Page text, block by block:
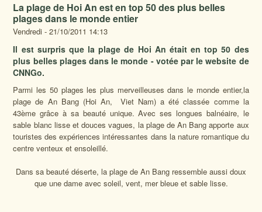
La plage de Hoi An est en top 50 des plus belles
plages dans le monde entier
Vendredi - 21/10/2011 14:13
Il est surpris que la plage de Hoi An était en top 50 des
plus belles plages dans le monde - votée par le website de
CNNGo.
Parmi les 50 plages les plus merveilleuses dans le monde entier,la
plage de An Bang (Hoi An, Viet Nam) a été classée comme la
43ème grâce à sa beauté unique. Avec ses longues balnéaire, le
sable blanc lisse et douces vagues, la plage de An Bang apporte aux
touristes des expériences intéressantes dans la nature romantique du
centre venteux et ensoleillé.
Dans sa beauté déserte, la plage de An Bang ressemble aussi doux
que une dame avec soleil, vent, mer bleue et sable lisse.